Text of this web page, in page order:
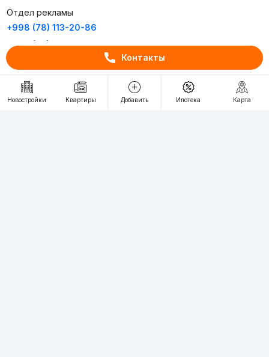
Контакты
Новостройки Квартиры Добавить Ипотека Карта
Отдел рекламы
+998 (78) 113-20-86
+998 (93) 390-30-10
Пн-Пт. С 9:30 до 18:00
RU UZ